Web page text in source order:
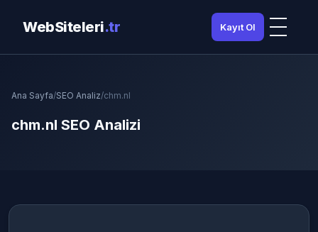
WebSiteleri.tr Kayıt Ol
Ana Sayfa/SEO Analiz/chm.nl
chm.nl SEO Analizi